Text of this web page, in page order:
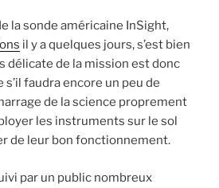
la sonde américaine InSight,
il y a quelques jours, s’est bien
délicate de la mission est donc
faudra encore un peu de
de la science proprement
les instruments sur le sol
de leur bon fonctionnement.
par un public nombreux